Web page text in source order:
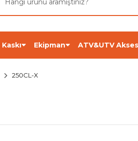
Ekipman ATV&UTV
250CL-X